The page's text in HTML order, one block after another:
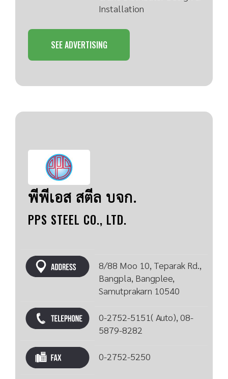
Installation
SEE ADVERTISING
พีพีเอส สตีล บจก.
PPS STEEL CO., LTD.
8/88 Moo 10, Teparak Rd.,
Bangpla, Bangplee,
Samutprakarn 10540
0-2752-5151( Auto), 08-
5879-8282
0-2752-5250